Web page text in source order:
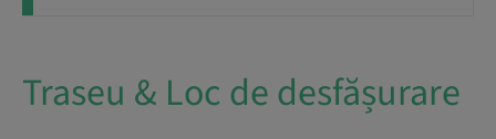
Traseu & Loc de desfășurare